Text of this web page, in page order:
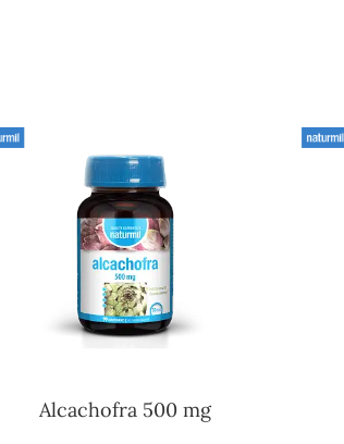
Alcachofra 500 mg